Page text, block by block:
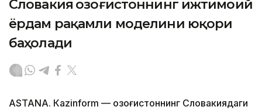
Словакия Қозоғистоннинг ижтимоий
ёрдам рақамли моделини юқори
баҳолади
ASTANА. Кazinform — Қозоғистоннинг Словакиядаги